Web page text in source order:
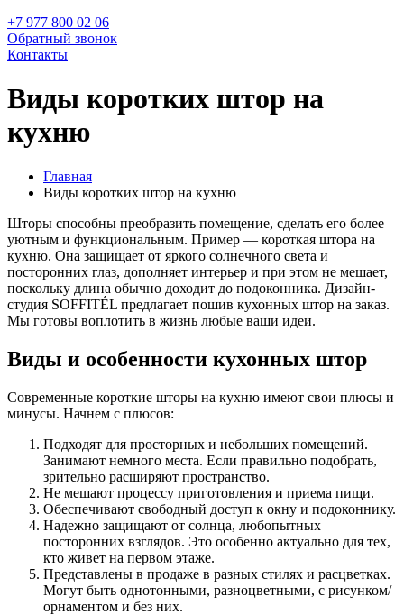
+7 977 800 02 06
Обратный звонок
Контакты
Виды коротких штор на
кухню
Главная
Виды коротких штор на кухню
Шторы способны преобразить помещение, сделать его более
уютным и функциональным. Пример — короткая штора на
кухню. Она защищает от яркого солнечного света и
посторонних глаз, дополняет интерьер и при этом не мешает,
поскольку длина обычно доходит до подоконника. Дизайн-
студия SOFFITÉL предлагает пошив кухонных штор на заказ.
Мы готовы воплотить в жизнь любые ваши идеи.
Виды и особенности кухонных штор
Современные короткие шторы на кухню имеют свои плюсы и
минусы. Начнем с плюсов:
Подходят для просторных и небольших помещений.
Занимают немного места. Если правильно подобрать,
зрительно расширяют пространство.
Не мешают процессу приготовления и приема пищи.
Обеспечивают свободный доступ к окну и подоконнику.
Надежно защищают от солнца, любопытных
посторонних взглядов. Это особенно актуально для тех,
кто живет на первом этаже.
Представлены в продаже в разных стилях и расцветках.
Могут быть однотонными, разноцветными, с рисунком/
орнаментом и без них.